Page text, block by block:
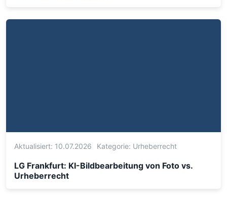
Aktualisiert: 10.07.2026 Kategorie: Urheberrecht
LG Frankfurt: KI-Bildbearbeitung von Foto vs.
Urheberrecht